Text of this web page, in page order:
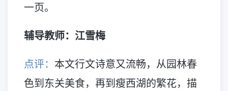
一页。
辅导教师：江雪梅
点评： 本文行文诗意又流畅，从园林春
色到东关美食，再到瘦西湖的繁花，描